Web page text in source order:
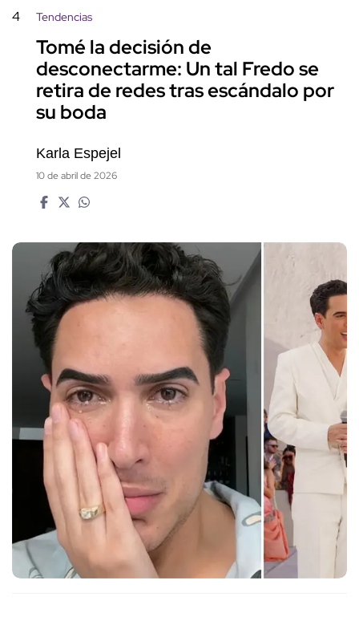
4 Tendencias
Tomé la decisión de
desconectarme: Un tal Fredo se
retira de redes tras escándalo por
su boda
Karla Espejel
10 de abril de 2026